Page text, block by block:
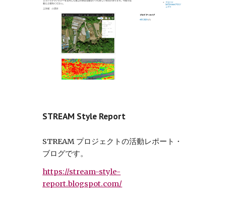
STREAM Style Report
STREAM プロジェクトの活動レポート・
ブログです。
https://stream-style-
report.blogspot.com/